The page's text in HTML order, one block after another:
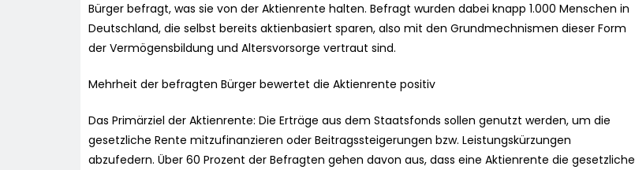
Bürger befragt, was sie von der Aktienrente halten. Befragt wurden dabei knapp 1.000 Menschen in
Deutschland, die selbst bereits aktienbasiert sparen, also mit den Grundmechnismen dieser Form
der Vermögensbildung und Altersvorsorge vertraut sind.
Mehrheit der befragten Bürger bewertet die Aktienrente positiv
Das Primärziel der Aktienrente: Die Erträge aus dem Staatsfonds sollen genutzt werden, um die
gesetzliche Rente mitzufinanzieren oder Beitragssteigerungen bzw. Leistungskürzungen
abzufedern. Über 60 Prozent der Befragten gehen davon aus, dass eine Aktienrente die gesetzliche